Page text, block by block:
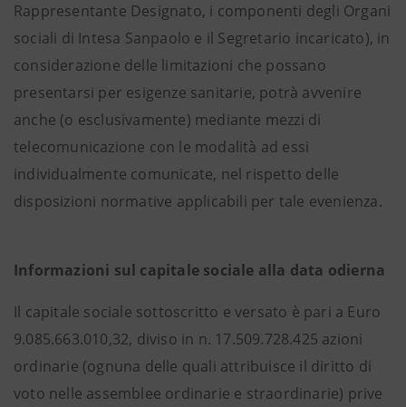
Rappresentante Designato, i componenti degli Organi
sociali di Intesa Sanpaolo e il Segretario incaricato), in
considerazione delle limitazioni che possano
presentarsi per esigenze sanitarie, potrà avvenire
anche (o esclusivamente) mediante mezzi di
telecomunicazione con le modalità ad essi
individualmente comunicate, nel rispetto delle
disposizioni normative applicabili per tale evenienza.
Informazioni sul capitale sociale alla data odierna
Il capitale sociale sottoscritto e versato è pari a Euro
9.085.663.010,32, diviso in n. 17.509.728.425 azioni
ordinarie (ognuna delle quali attribuisce il diritto di
voto nelle assemblee ordinarie e straordinarie) prive